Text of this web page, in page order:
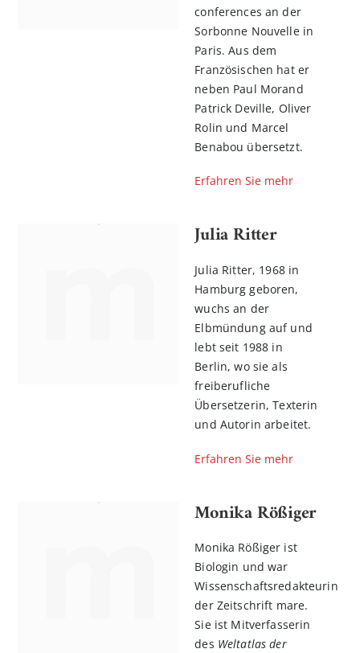
conferences an der
Sorbonne Nouvelle in
Paris. Aus dem
Französischen hat er
neben Paul Morand
Patrick Deville, Oliver
Rolin und Marcel
Benabou übersetzt.
Erfahren Sie mehr
Julia Ritter
Julia Ritter, 1968 in
Hamburg geboren,
wuchs an der
Elbmündung auf und
lebt seit 1988 in
Berlin, wo sie als
freiberufliche
Übersetzerin, Texterin
und Autorin arbeitet.
Erfahren Sie mehr
Monika Rößiger
Monika Rößiger ist
Biologin und war
Wissenschaftsredakteurin
der Zeitschrift mare.
Sie ist Mitverfasserin
des Weltatlas der